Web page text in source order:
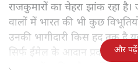
राजकुमारों का चेहरा झांक रहा
वालों में भारत की भी कुछ
उनकी भागीदारी किस हद तक है
सिर्फ ईमेल के आदान प्रदान और
अपराध में शामिल है यह सिद्ध नहीं
और पढ़ें